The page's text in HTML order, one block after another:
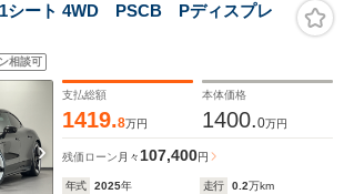
シート 4WD PSCB Pディスプレ
相談可
支払総額
1419.8万円
本体価格
1400.0万円
残価ローン 月々107,400円
年式 2025年 走行 0.2万km